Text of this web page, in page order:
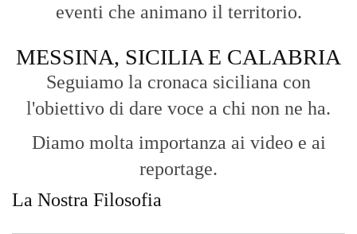
eventi che animano il territorio.
MESSINA, SICILIA E CALABRIA
Seguiamo la cronaca siciliana con
l'obiettivo di dare voce a chi non ne ha.
Diamo molta importanza ai video e ai
reportage.
La Nostra Filosofia